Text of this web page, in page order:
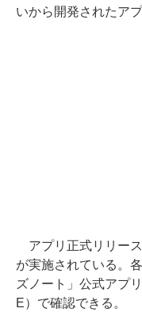
いから開発されたアプ
アプリ正式リリー
が実施されている。
ズノート」公式アプ
E）で確認できる。